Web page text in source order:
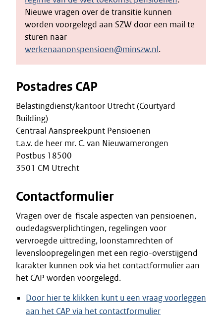
Nieuwe vragen over de transitie kunnen
worden voorgelegd aan SZW door een mail te
sturen naar
werkenaanonspensioen@minszw.nl .
Postadres CAP
Belastingdienst/kantoor Utrecht (Courtyard
Building)
Centraal Aanspreekpunt Pensioenen
t.a.v. de heer mr. C. van Nieuwamerongen
Postbus 18500
3501 CM Utrecht
Contactformulier
Vragen over de fiscale aspecten van pensioenen,
oudedagsverplichtingen, regelingen voor
vervroegde uittreding, loonstamrechten of
levensloopregelingen met een regio-overstijgend
karakter kunnen ook via het contactformulier aan
het CAP worden voorgelegd.
Door hier te klikken kunt u een vraag voorleggen
aan het CAP via het contactformulier